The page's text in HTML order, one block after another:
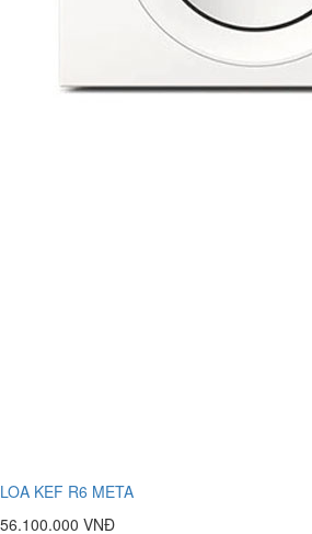
LOA KEF R6 META
56.100.000 VNĐ